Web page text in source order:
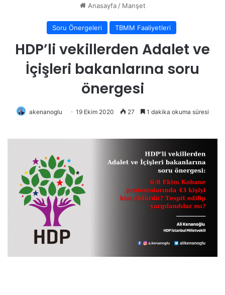
Anasayfa / Manşet
Soru Önergeleri TBMM Faaliyetleri
HDP’li vekillerden Adalet ve
İçişleri bakanlarına soru
önergesi
akenanoglu 19 Ekim 2020 27 1 dakika okuma süresi